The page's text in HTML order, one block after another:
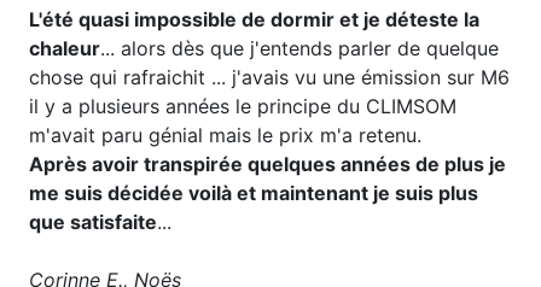
L'été quasi impossible de dormir et je déteste la
chaleur... alors dès que j'entends parler de quelque
chose qui rafraichit ... j'avais vu une émission sur M6
il y a plusieurs années le principe du CLIMSOM
m'avait paru génial mais le prix m'a retenu.
Après avoir transpirée quelques années de plus je
me suis décidée voilà et maintenant je suis plus
que satisfaite...
Corinne E., Noës